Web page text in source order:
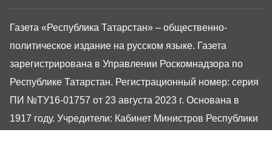
Газета «Республика Татарстан» – общественно-
политическое издание на русском языке. Газета
зарегистрирована в Управлении Роскомнадзора по
Республике Татарстан. Регистрационный номер: серия
ПИ №ТУ16-01757 от 23 августа 2023 г. Основана в
1917 году. Учредители: Кабинет Министров Республики